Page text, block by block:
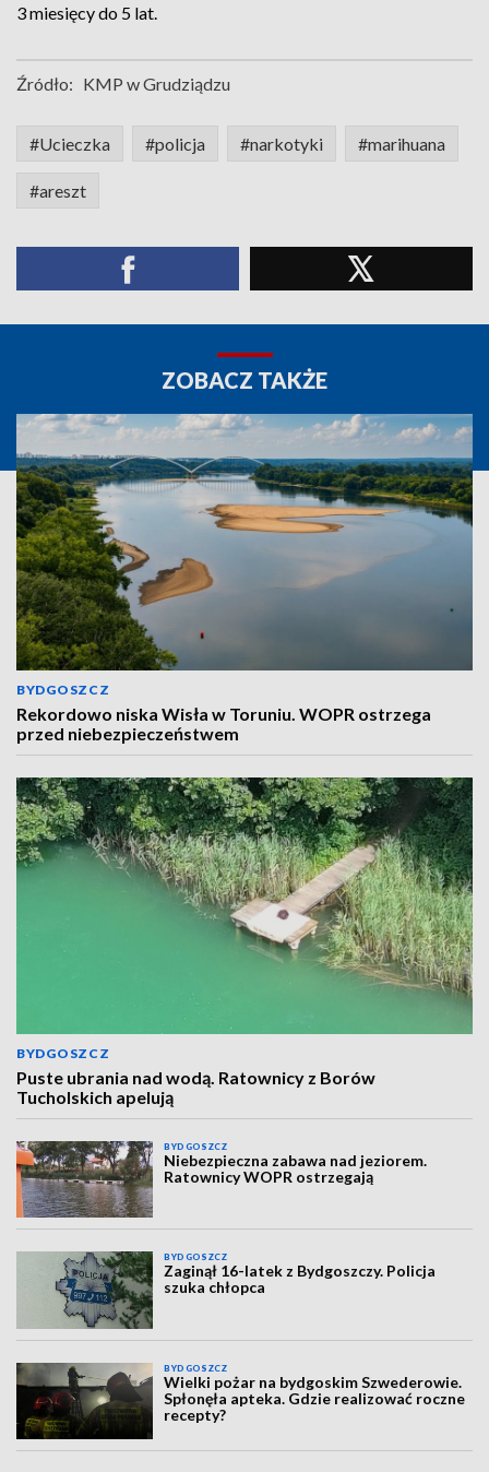
3 miesięcy do 5 lat.
Źródło: KMP w Grudziądzu
#Ucieczka #policja #narkotyki #marihuana
#areszt
ZOBACZ TAKŻE
BYDGOSZCZ
Rekordowo niska Wisła w Toruniu. WOPR ostrzega
przed niebezpieczeństwem
BYDGOSZCZ
Puste ubrania nad wodą. Ratownicy z Borów
Tucholskich apelują
BYDGOSZCZ
Niebezpieczna zabawa nad jeziorem.
Ratownicy WOPR ostrzegają
BYDGOSZCZ
Zaginął 16-latek z Bydgoszczy. Policja
szuka chłopca
BYDGOSZCZ
Wielki pożar na bydgoskim Szwederowie.
Spłonęła apteka. Gdzie realizować roczne
recepty?